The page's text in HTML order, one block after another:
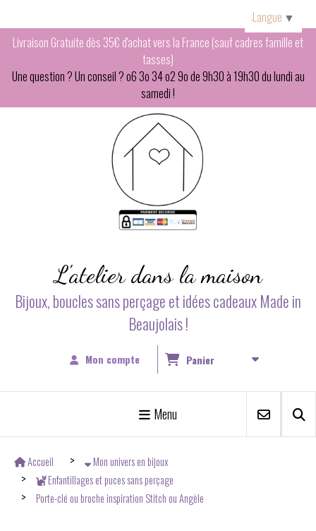
Livraison Gratuite dès 35€ d'achat vers la France (sauf cadres famille et
tasses)
Une question ? Un conseil ? o6 3o 34 o2 9o de 9h30 à 19h30 du lundi au
samedi !
L'atelier dans la maison
Bijoux, boucles sans perçage et idées cadeaux Made in
Beaujolais !
Mon compte Panier
Menu
Accueil
Mon univers en bijoux
Enfantillages et puces sans perçage
Porte-clé ou broche inspiration Stitch ou Angèle
Langue ▼